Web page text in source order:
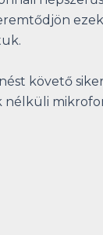
követő
nélküli